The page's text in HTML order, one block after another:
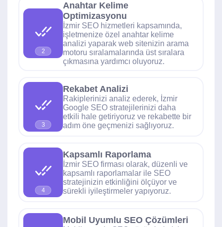
2
Anahtar Kelime
Optimizasyonu
İzmir SEO hizmetleri kapsamında,
işletmenize özel anahtar kelime
analizi yaparak web sitenizin arama
motoru sıralamalarında üst sıralara
çıkmasına yardımcı oluyoruz.
3
Rekabet Analizi
Rakiplerinizi analiz ederek, İzmir
Google SEO stratejilerinizi daha
etkili hale getiriyoruz ve rekabette bir
adım öne geçmenizi sağlıyoruz.
4
Kapsamlı Raporlama
İzmir SEO firması olarak, düzenli ve
kapsamlı raporlamalar ile SEO
stratejinizin etkinliğini ölçüyor ve
sürekli iyileştirmeler yapıyoruz.
Mobil Uyumlu SEO Çözümleri